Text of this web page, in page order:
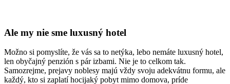
Ale my nie sme luxusný hotel
Možno si pomyslíte, že vás sa to netýka, lebo nemáte luxusný hotel,
len obyčajný penzión s pár izbami. Nie je to celkom tak.
Samozrejme, prejavy noblesy majú vždy svoju adekvátnu formu, ale
každý, kto si zaplatí hocijaký pobyt mimo domova, príde